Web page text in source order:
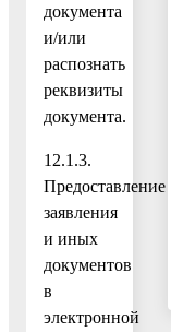
документа
и/или
распознать
реквизиты
документа.
12.1.3.
Предоставление
заявления
и иных
документов
в
электронной